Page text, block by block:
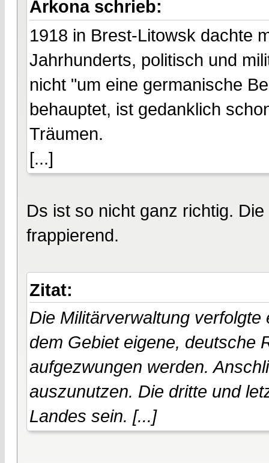
Arkona schrieb:
1918 in Brest-Litowsk dachte
Jahrhunderts, politisch und
nicht "um eine germanische
behauptet, ist gedanklich
Träumen.
[...]
Ds ist so nicht ganz richtig.
frappierend.
Zitat:
Die Militärverwaltung
dem Gebiet eigene, deutsche
aufgezwungen werden.
auszunutzen. Die dritte und
Landes sein. [...]